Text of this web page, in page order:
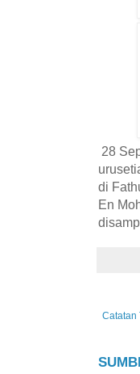
28
di
En
Catatan